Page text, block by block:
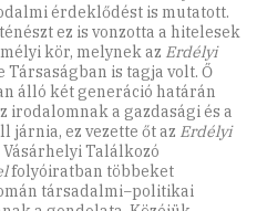
érdeklődést is mutatott.
ez is vonzotta a hitelesek
kör, melynek az Erdélyi
Társaságban is tagja volt. Ő
álló két generáció határán
irodalomnak a gazdasági és a
ez vezette őt az Erdélyi
Találkozó
folyóiratban többeket
társadalmi−politikai